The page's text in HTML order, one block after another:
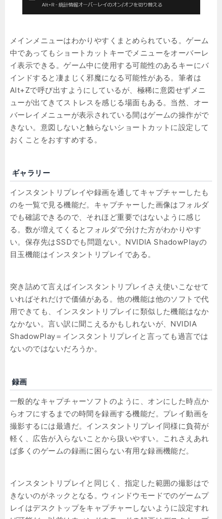
メインメニューはわかりやすくまとめられている。ゲーム
中であってもショートカットキーでメニューをオーバーレ
イ表示できる。ゲーム中に使用する可能性のあるキーにバ
インドすると凄まじく邪魔になる可能性がある。筆者は
Alt+Zで呼び出すようにしているが、極稀に意図せずメニ
ューが出てきてストレスを感じる場面もある。当然、オー
バーレイメニューが表示されている間はゲームの操作がで
きない。意図しないと触らないショートカットに設定して
おくことをおすすめする。
ギャラリー
インスタントリプレイや録画を通してキャプチャーしたも
のを一覧で見る機能だ。キャプチャーした画像はフォルダ
でも確認できるので、それほど重要ではないように感じ
る。数が増えてくるとフォルダで分けた方がわかりやす
い。保存先はSSDでも問題ない。NVIDIA ShadowPlayの
目玉機能はインスタントリプレイである。
突き詰めて言えばインスタントリプレイさえ使いこなせて
いればそれだけで価値がある。他の機能は他のソフトで代
用できても、インスタントリプレイに類似した機能はなか
なかない。言い訳に聞こえるかもしれないが、NVIDIA
ShadowPlay＝インスタントリプレイと言っても過言では
ないのではないだろうか。
録画
一般的なキャプチャーソフトのように、オンにした時点か
らオフにするまでの時間を録画する機能だ。プレイ動画を
撮影するには最適だ。インスタントリプレイ同様に負荷が
軽く、広告が入らないことから扱いやすい。これさえあれ
ば多くのゲームの録画に困らない有用な録画機能だ。
インスタントリプレイと同じく、指定した範囲の撮影はで
きないのがネックとなる。ウィンドウモードでのゲームプ
レイはデスクトップをキャプチャーしないように設定すれ